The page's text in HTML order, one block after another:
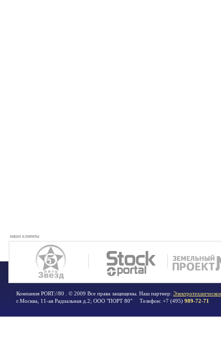
наши клиенты
Компания PORT://80 . © 2009 Все права защищены. Наш партнер:
г.Москва 11-ая Радиальная д.2; ООО "ПОРТ 80" Телефон: +7 (495) 989-72-71